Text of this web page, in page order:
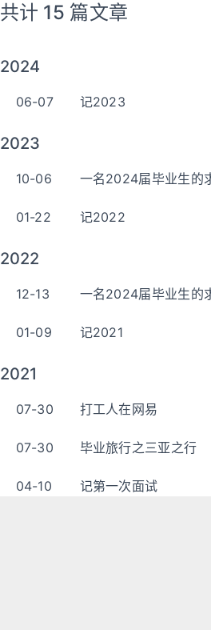
共计 15 篇文章
2024
06-07 记2023
2023
10-06 一名2024届毕业生的
01-22 记2022
2022
12-13 一名2024届毕业生的
01-09 记2021
2021
07-30 打工人在网易
07-30 毕业旅行之三亚之行
04-10 记第一次面试